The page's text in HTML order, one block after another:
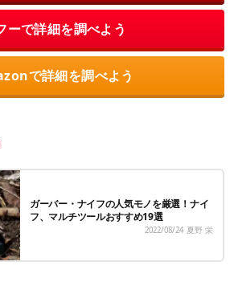
ーで詳細を調べよう
で詳細を調べよう
ガーバー・ナイフの人気モノを厳選！ナイ
フ、マルチツールおすすめ19選
2022/08/24 夏野 栄